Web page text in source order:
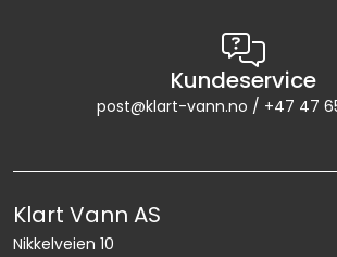
Kundeservice
post@klart-vann.no / +47 47
Klart Vann AS
Nikkelveien 10